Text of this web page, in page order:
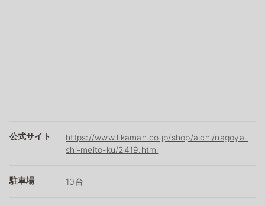
公式サイト
https://www.likaman.co.jp/shop/aichi/nagoya-
shi-meito-ku/2419.html
駐車場 10台